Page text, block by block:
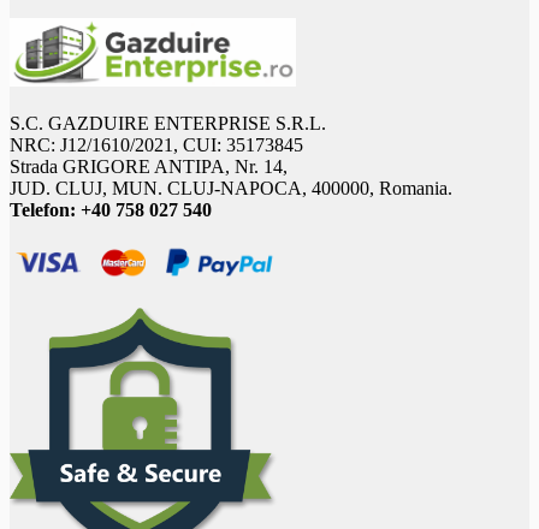
S.C. GAZDUIRE ENTERPRISE S.R.L.
NRC: J12/1610/2021, CUI: 35173845
Strada GRIGORE ANTIPA, Nr. 14,
JUD. CLUJ, MUN. CLUJ-NAPOCA, 400000, Romania.
Telefon: +40 758 027 540